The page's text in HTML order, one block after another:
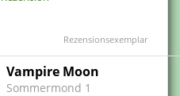
Rezensionsexemplar
Vampire Moon
Sommermond 1